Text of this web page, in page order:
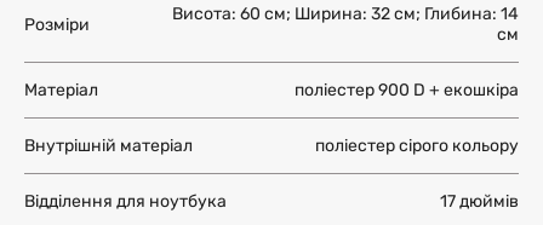
Розміри Висота: 60 см; Ширина: 32 см; Глибина: 14
см
Матеріал поліестер 900 D + екошкіра
Внутрішній матеріал поліестер сірого кольору
Відділення для ноутбука 17 дюймів